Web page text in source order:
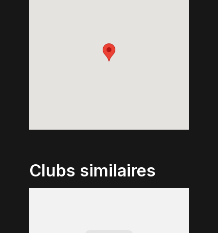
Clubs similaires